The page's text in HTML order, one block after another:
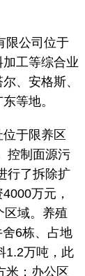
公司位于
工等综合业
、安格斯、
等地。
于限养区
控制面源污
行了拆除扩
万元，
区域。养殖
6栋、占地
1.2万吨，此
米；办公区